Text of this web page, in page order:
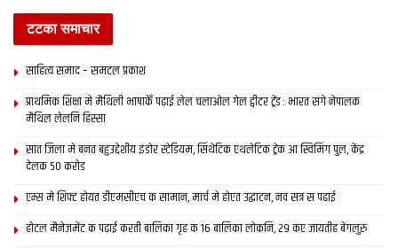
अनेक उपन्यास, कविताक रचना, चौरङ्गी (बङला उपन्यासक हिन्दी
संघर्षमे बाधक सभ तरहक संस्कार पर प्रहार करब हिनक वैशिष्ट्य रहलन्हि
अछि। कथा, कविता, उपन्यास सभ विधामे ई नवीन विचार धाराक छाप छोड़ि
गेल छथि।
दोसर समाचार
साहित्य समाद – समटल प्रकाश
JANUARY 5, 2021
टटका समाचार
साहित्य समाद – समटल प्रकाश
प्राथमिक शि‍क्षा मे मैथि‍ली भाषाकेँ पढ़ाई लेल चलाओल गेल ट्वीटर ट्रेंड : भारत संगे नेपालक
मैथिल लेलनि हिस्सा
सात जिला मे बनत बहुउद्देशीय इंडोर स्‍टेडि‍यम, सिंथेटिक एथलेटिक ट्रेक आ स्विमिंग पुल, केंद्र
देलक 50 करोड़
एम्स मे शिफ्ट होयत डीएमसीएच क सामान, मार्च मे होएत उद्घाटन, नव सत्र स पढाई
होटल मैनेजमेंट क पढ़ाई करती बालिका गृह क 16 बालिका लोकनि, 29 कए जायतीह बेंगलुरु